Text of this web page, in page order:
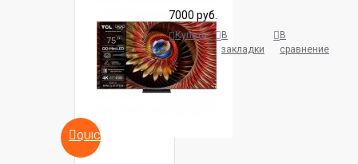
QUICKVIEW
7000 руб.
Купить
В
закладки
В
сравнение